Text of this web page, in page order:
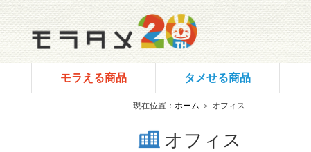
モラえる商品 タメせる商品
現在位置： ホーム ＞ オフィス
オフィス